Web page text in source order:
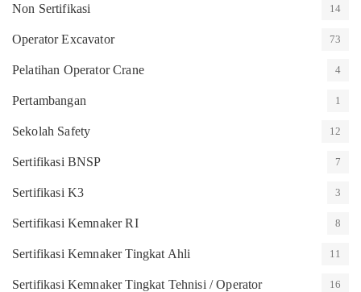
Non Sertifikasi 14
Operator Excavator 73
Pelatihan Operator Crane 4
Pertambangan 1
Sekolah Safety 12
Sertifikasi BNSP 7
Sertifikasi K3 3
Sertifikasi Kemnaker RI 8
Sertifikasi Kemnaker Tingkat Ahli 11
Sertifikasi Kemnaker Tingkat Tehnisi / Operator 16